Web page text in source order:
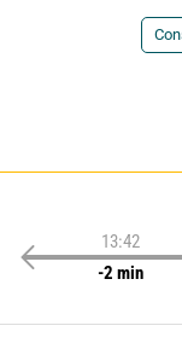
13:42
-2 min